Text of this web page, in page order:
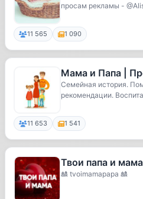
просам рекламы -
11 565 1 090
Мама и Папа |
Семейная история.
рекомендации.
11 653 1 541
Твои папа и
🎎 tvoimamapapa 🎎